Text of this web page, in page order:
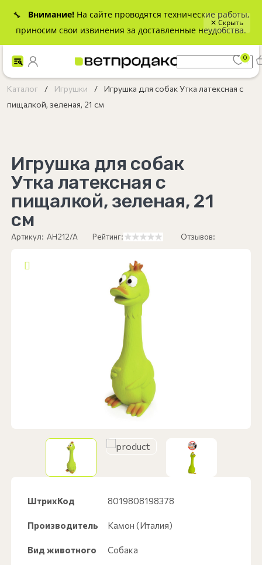
🔧 Внимание! На сайте проводятся технические работы,
приносим свои извинения за доставленные неудобства.
✕ Скрыть
0
Каталог Игрушки
Игрушка для собак Утка латексная с
пищалкой, зеленая, 21 см
Игрушка для собак
Утка латексная с
пищалкой, зеленая, 21
см
Артикул: AH212/A Рейтинг: Отзывов:
ШтрихКод 8019808198378
Производитель Камон (Италия)
Вид животного Собака